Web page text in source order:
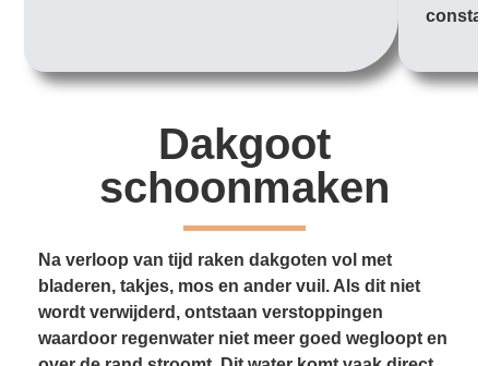
Dakgoot
schoonmaken
Na verloop van tijd raken dakgoten vol met
bladeren, takjes, mos en ander vuil. Als dit niet
wordt verwijderd, ontstaan verstoppingen
waardoor regenwater niet meer goed wegloopt en